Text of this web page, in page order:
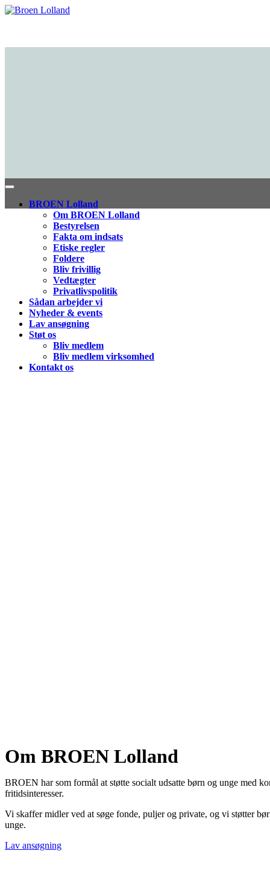
BROEN Lolland
Om BROEN Lolland
Bestyrelsen
Fakta om indsats
Etiske regler
Foldere
Bliv frivillig
Vedtægter
Privatlivspolitik
Sådan arbejder vi
Nyheder & events
Lav ansøgning
Støt os
Bliv medlem
Bliv medlem virksomhed
Kontakt os
Om BROEN Lolland
BROEN har som formål at støtte socialt udsatte børn og unge med
fritidsinteresser.
Vi skaffer midler ved at søge fonde, puljer og private, og vi støtter
unge.
Lav ansøgning